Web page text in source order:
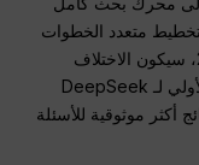
متعدد الخطوات
وإنشاء التقارير بشكل مستقل. في عام 2025، سيكون الاختلاف
الرئيسي هو أن Perplexity يعزز الاستدلال الأولي لـ DeepSeek
أكثر موثوقية للأسئلة